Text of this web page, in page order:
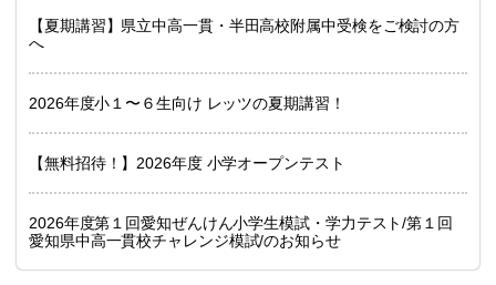
【夏期講習】県立中高一貫・半田高校附属中受検をご検討の方
へ
2026年度小１〜６生向け レッツの夏期講習！
【無料招待！】2026年度 小学オープンテスト
2026年度第１回愛知ぜんけん小学生模試・学力テスト/第１回
愛知県中高一貫校チャレンジ模試/のお知らせ